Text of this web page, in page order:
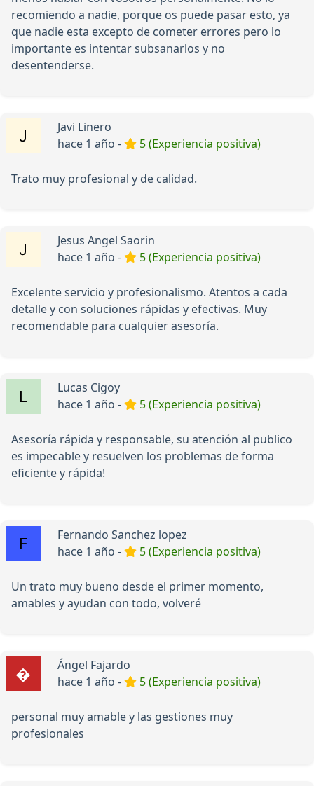
recomiendo a nadie, porque os puede pasar esto, ya
que nadie esta excepto de cometer errores pero lo
importante es intentar subsanarlos y no
desentenderse.
Javi Linero
hace 1 año -
5 (Experiencia positiva)
Trato muy profesional y de calidad.
Jesus Angel Saorin
hace 1 año -
5 (Experiencia positiva)
Excelente servicio y profesionalismo. Atentos a cada
detalle y con soluciones rápidas y efectivas. Muy
recomendable para cualquier asesoría.
Lucas Cigoy
hace 1 año -
5 (Experiencia positiva)
Asesoría rápida y responsable, su atención al publico
es impecable y resuelven los problemas de forma
eficiente y rápida!
Fernando Sanchez lopez
hace 1 año -
5 (Experiencia positiva)
Un trato muy bueno desde el primer momento,
amables y ayudan con todo, volveré
Ángel Fajardo
hace 1 año -
5 (Experiencia positiva)
personal muy amable y las gestiones muy
profesionales